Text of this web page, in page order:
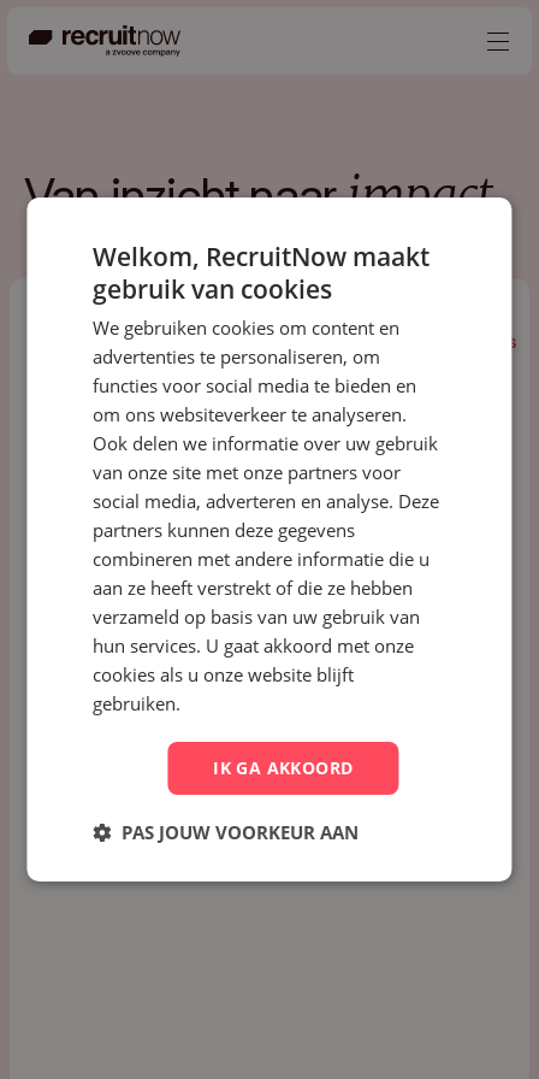
Producten
Partners
Events
Kennisbank
Over ons
Contact
Plan een demo
Plan een demo
Support
Vaninzichtnaarimpact
Alles
Alles
Podcast
Podcast
Events
Events
Blogs
Blogs
Kennis
Key-user Event 2025
Welkom, RecruitNow maakt
gebruik van cookies
We gebruiken cookies om content en
advertenties te personaliseren, om
functies voor social media te bieden en
om ons websiteverkeer te analyseren.
Ook delen we informatie over uw gebruik
van onze site met onze partners voor
social media, adverteren en analyse. Deze
partners kunnen deze gegevens
combineren met andere informatie die u
aan ze heeft verstrekt of die ze hebben
verzameld op basis van uw gebruik van
hun services. U gaat akkoord met onze
cookies als u onze website blijft
gebruiken.
IK GA AKKOORD
PAS JOUW VOORKEUR AAN